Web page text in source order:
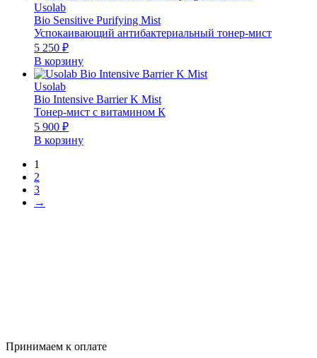
Usolab
Bio Sensitive Purifying Mist
Успокаивающий антибактериальный тонер-мист
5 250 ₽
В корзину
Usolab
Bio Intensive Barrier K Mist
Тонер-мист с витамином К
5 900 ₽
В корзину
1
2
3
→
Принимаем к оплате